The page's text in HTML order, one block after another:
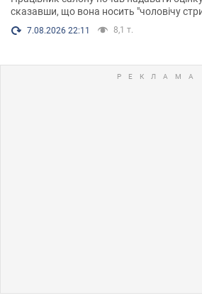
сказавши, що вона носить "чоловічу
7.08.2026 22:11 8,1 т.